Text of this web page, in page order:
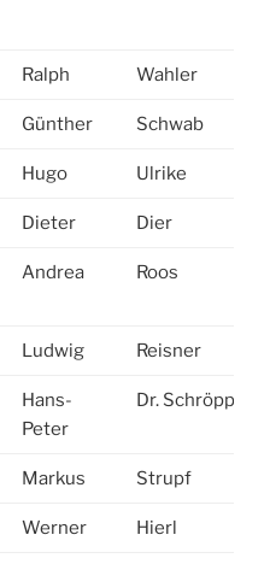
Ralph Wahler
Günther Schwab
Hugo Ulrike
Dieter Dier
Andrea Roos
Ludwig Reisner
Hans-
Peter
Dr. Schröppel
Markus Strupf
Werner Hierl